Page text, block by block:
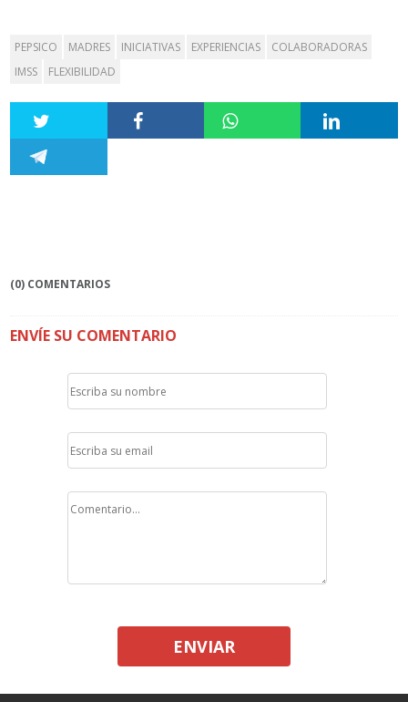
PEPSICO MADRES INICIATIVAS EXPERIENCIAS
COLABORADORAS
IMSS
FLEXIBILIDAD
(0) COMENTARIOS
ENVÍE SU COMENTARIO
ENVIAR